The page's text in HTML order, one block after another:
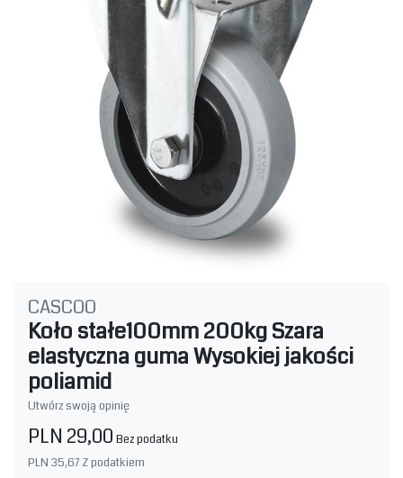
CASCOO
Koło stałe100mm 200kg Szara
elastyczna guma Wysokiej jakości
poliamid
Utwórz swoją opinię
PLN 29,00 Bez podatku
PLN 35,67 Z podatkiem